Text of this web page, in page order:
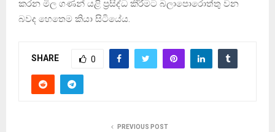
කරන මිල ගණන් යළි ප්‍රසිද්ධ කිරීමට බලාපොරොත්තු වන
බවද හෙතෙම කියා සිටියේය.
SHARE 0
PREVIOUS POST